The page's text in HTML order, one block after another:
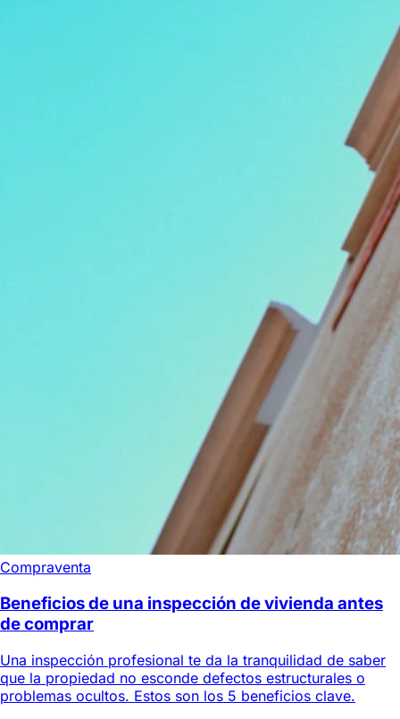
Compraventa
Beneficios de una inspección de vivienda antes
de comprar
Una inspección profesional te da la tranquilidad de saber
que la propiedad no esconde defectos estructurales o
problemas ocultos. Estos son los 5 beneficios clave.